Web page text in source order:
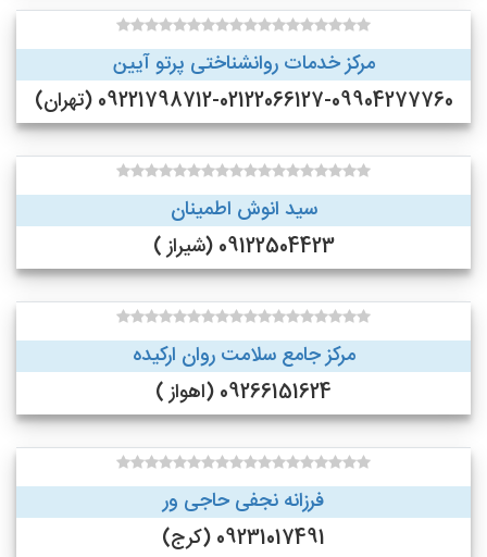
مرکز خدمات روانشناختی پرتو آیین
09221798712-02122066127-09904277760 (تهران)
سید انوش اطمینان
09122504423 (شیراز )
مرکز جامع سلامت روان ارکیده
09266151624 (اهواز )
فرزانه نجفی حاجی ور
09231017491 (کرج)